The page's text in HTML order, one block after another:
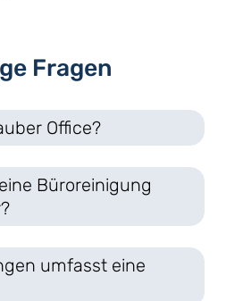
Fragen
Office?
Büroreinigung
umfasst eine